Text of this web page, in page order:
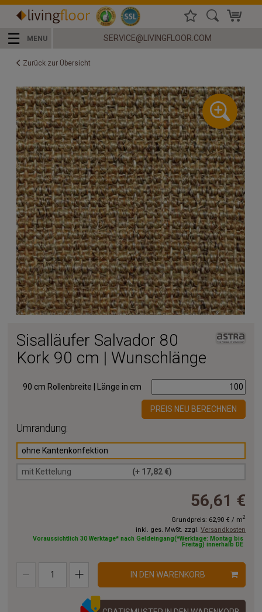
☰ MENU SERVICE@LIVINGFLOOR.COM
Zurück zur Übersicht
Sisalläufer Salvador 80
Kork 90 cm | Wunschlänge
90 cm Rollenbreite | Länge in cm
PREIS NEU BERECHNEN
Umrandung:
ohne Kantenkonfektion
mit Kettelung (+ 17,82 €)
56,61 €
Grundpreis: 62,90 € / m2
inkl. ges. MwSt. zzgl. Versandkosten
Voraussichtlich 30 Werktage* nach Geldeingang(*Werktage: Montag bis
Freitag) innerhalb DE
IN DEN WARENKORB